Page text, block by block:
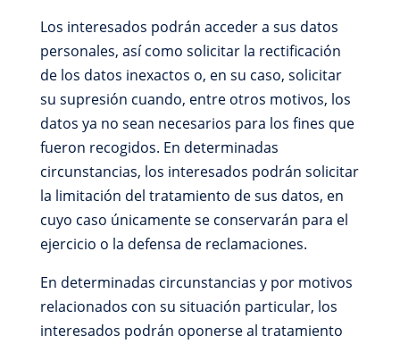
Los interesados podrán acceder a sus datos
personales, así como solicitar la rectificación
de los datos inexactos o, en su caso, solicitar
su supresión cuando, entre otros motivos, los
datos ya no sean necesarios para los fines que
fueron recogidos. En determinadas
circunstancias, los interesados podrán solicitar
la limitación del tratamiento de sus datos, en
cuyo caso únicamente se conservarán para el
ejercicio o la defensa de reclamaciones.
En determinadas circunstancias y por motivos
relacionados con su situación particular, los
interesados podrán oponerse al tratamiento